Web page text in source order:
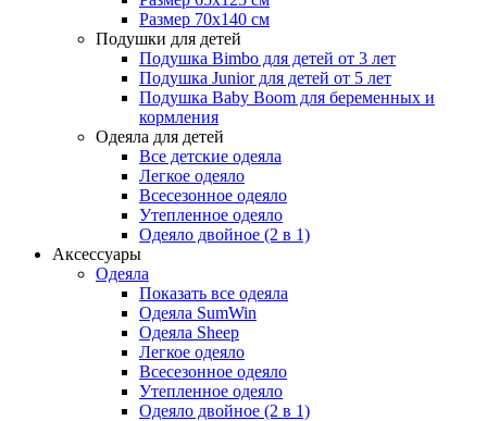
Размер 70x140 см
Подушки для детей
Подушка Bimbo для детей от 3 лет
Подушка Junior для детей от 5 лет
Подушка Baby Boom для беременных и
кормления
Одеяла для детей
Все детские одеяла
Легкое одеяло
Всесезонное одеяло
Утепленное одеяло
Одеяло двойное (2 в 1)
Аксессуары
Одеяла
Показать все одеяла
Одеяла SumWin
Одеяла Sheep
Легкое одеяло
Всесезонное одеяло
Утепленное одеяло
Одеяло двойное (2 в 1)